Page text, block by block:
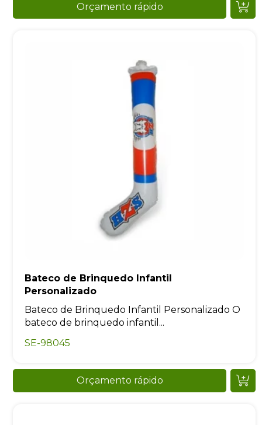
Orçamento rápido
Bateco de Brinquedo Infantil
Personalizado
Bateco de Brinquedo Infantil Personalizado O
bateco de brinquedo infantil...
SE-98045
Orçamento rápido